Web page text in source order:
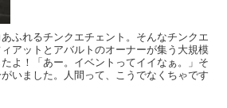
ふれるチンクエチェント。そんなチンクエ
アットとアバルトのオーナーが集う大規模
よ！「あー。イベントってイイなぁ。」そ
いました。人間って、こうでなくちゃです